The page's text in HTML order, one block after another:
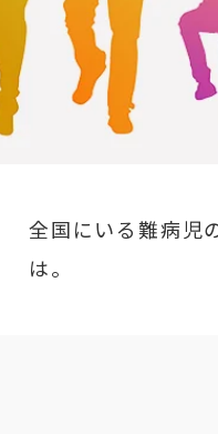
全国にいる難病児
は。